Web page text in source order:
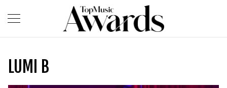
LUMI B